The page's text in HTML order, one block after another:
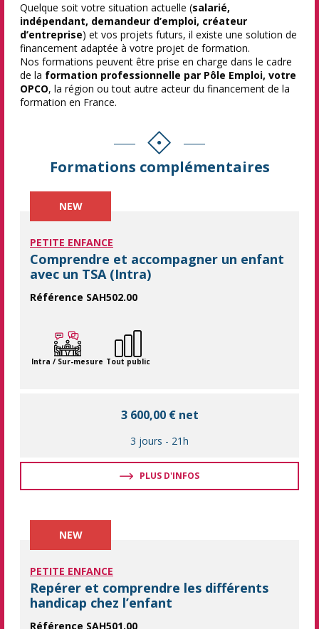
Quelque soit votre situation actuelle (salarié,
indépendant, demandeur d’emploi, créateur
d’entreprise) et vos projets futurs, il existe une solution de
financement adaptée à votre projet de formation.
Nos formations peuvent être prise en charge dans le cadre
de la formation professionnelle par Pôle Emploi, votre
OPCO, la région ou tout autre acteur du financement de la
formation en France.
Formations complémentaires
NEW
PETITE ENFANCE
Comprendre et accompagner un enfant
avec un TSA (Intra)
Référence SAH502.00
Intra / Sur-mesure Tout public
3 600,00 € net
3 jours - 21h
PLUS D'INFOS
NEW
PETITE ENFANCE
Repérer et comprendre les différents
handicap chez l’enfant
Référence SAH501.00